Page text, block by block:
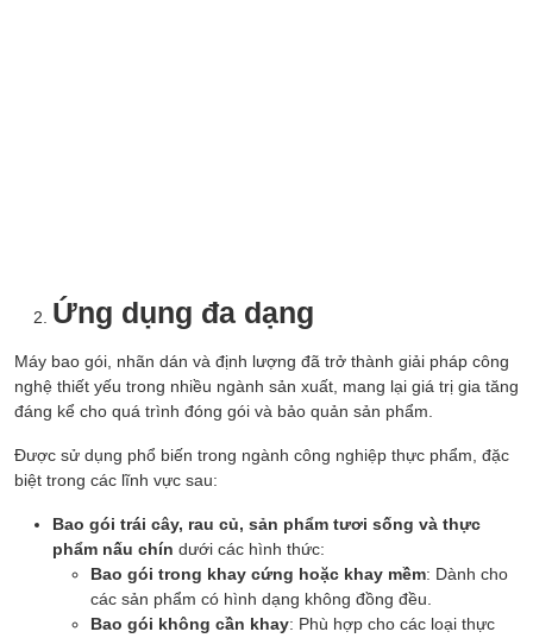
Ứng dụng đa dạng
Máy bao gói, nhãn dán và định lượng đã trở thành giải pháp công
nghệ thiết yếu trong nhiều ngành sản xuất, mang lại giá trị gia tăng
đáng kể cho quá trình đóng gói và bảo quản sản phẩm.
Được sử dụng phổ biến trong ngành công nghiệp thực phẩm, đặc
biệt trong các lĩnh vực sau:
Bao gói trái cây, rau củ, sản phẩm tươi sống và thực
phẩm nấu chín dưới các hình thức:
Bao gói trong khay cứng hoặc khay mềm: Dành cho
các sản phẩm có hình dạng không đồng đều.
Bao gói không cần khay: Phù hợp cho các loại thực